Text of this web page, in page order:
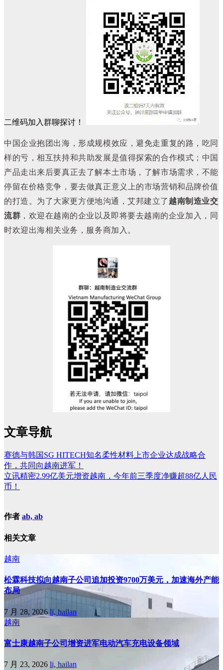
二维码加入群聊探讨！
中国企业抱团出海，形成规模效应，避免走重复的路，吃同
样的亏，相互扶持和共助发展是值得探索的合作模式；中国
产品走出来后要真正去了解本土市场，了解市场需求，不能
停留在价格竞争，要去做真正意义上的市场营销和品牌价值
的打造。 为了大家更方便地沟通，艾邦建立了越南制造业交
流群 ，欢迎在越南的企业以及即将要去越南的企业加入，同
时欢迎出海相关业务，服务商加入。
文章导航
赛德与韩国SG HITECH知名柔性材料上市企业达成战略合
作，共同向越南进军！
立讯精密2.99亿美元增资越南，今年前三季度净赚超88亿人民
币！
作者 ab, ab
相关文章
越南
松霖科技拟向越南子公司追加投资9700万美元，加速海外产能
布局
7 月 28, 2026 li, hailan
越南
富士康越南子公司增资进军电动汽车充电设备领域
7 月 23, 2026 li, hailan